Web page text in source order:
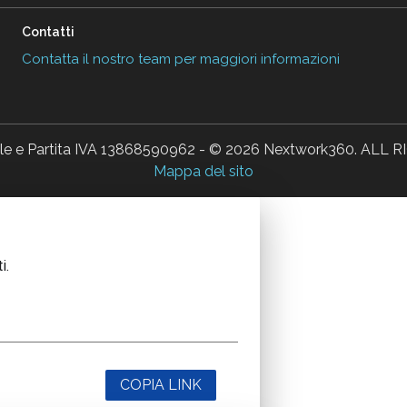
Contatti
Contatta il nostro team per maggiori informazioni
e Partita IVA 13868590962 - © 2026 Nextwork360. ALL
Mappa del sito
COPIA LINK